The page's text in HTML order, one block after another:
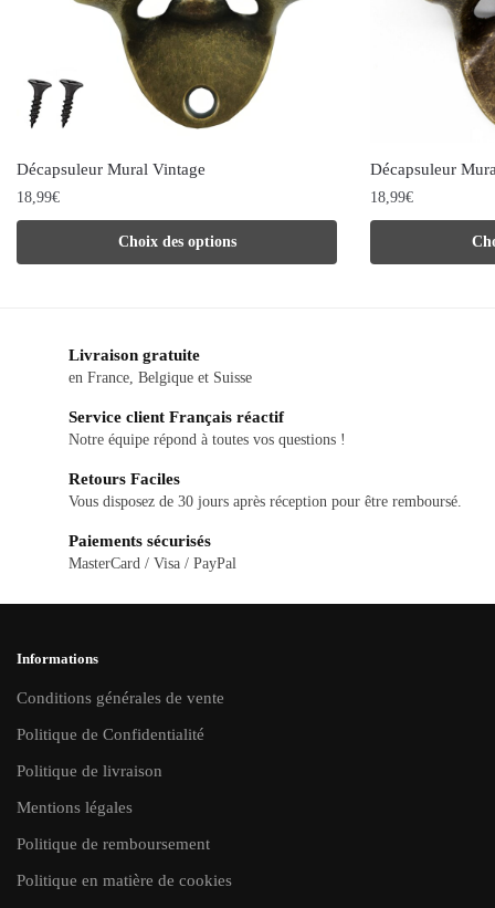
Décapsuleur Mural Vintage
18,99€
Choix des options
produit
variations.
options
du
produit
Décapsuleur
18,99€
produit
être
Livraison gratuite
en France, Belgique et Suisse
Service client Français réactif
Notre équipe répond à toutes vos questions !
Retours Faciles
Vous disposez de 30 jours après réception pour être remboursé.
Paiements sécurisés
MasterCard / Visa / PayPal
Informations
Conditions générales de vente
Politique de Confidentialité
Politique de livraison
Mentions légales
Politique de remboursement
Politique en matière de cookies